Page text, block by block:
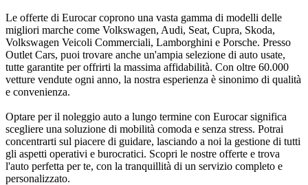
Le offerte di Eurocar coprono una vasta gamma di modelli delle
migliori marche come Volkswagen, Audi, Seat, Cupra, Skoda,
Volkswagen Veicoli Commerciali, Lamborghini e Porsche. Presso
Outlet Cars, puoi trovare anche un'ampia selezione di auto usate,
tutte garantite per offrirti la massima affidabilità. Con oltre 60.000
vetture vendute ogni anno, la nostra esperienza è sinonimo di qualità
e convenienza.
Optare per il noleggio auto a lungo termine con Eurocar significa
scegliere una soluzione di mobilità comoda e senza stress. Potrai
concentrarti sul piacere di guidare, lasciando a noi la gestione di tutti
gli aspetti operativi e burocratici. Scopri le nostre offerte e trova
l'auto perfetta per te, con la tranquillità di un servizio completo e
personalizzato.